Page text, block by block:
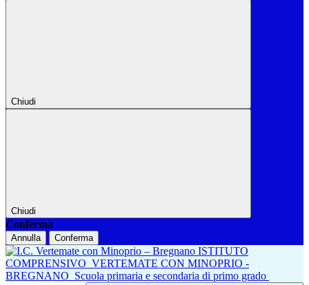
Chiudi
Chiudi
Conferma
Annulla Conferma
ISTITUTO
COMPRENSIVO VERTEMATE CON MINOPRIO -
BREGNANO Scuola primaria e secondaria di primo grado